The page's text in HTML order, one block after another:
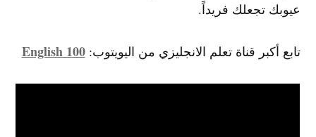
عيوبك تجعلك فريداً.
تابع أكبر قناة تعلم الانجليزي من اليويتوب:English 100